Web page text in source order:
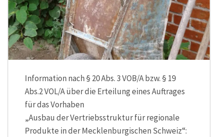
Information nach § 20 Abs. 3 VOB/A bzw. § 19
Abs.2 VOL/A über die Erteilung eines Auftrages
für das Vorhaben
„Ausbau der Vertriebsstruktur für regionale
Produkte in der Mecklenburgischen Schweiz“: